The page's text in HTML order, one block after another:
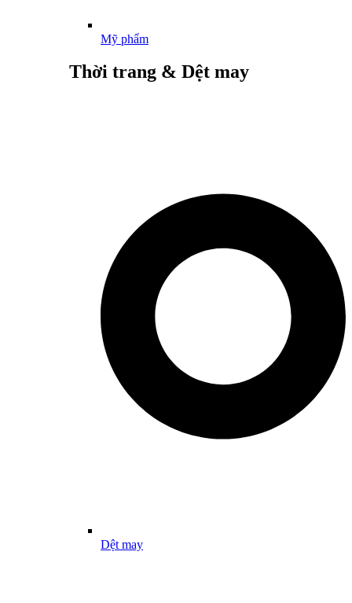
Mỹ phẩm
Thời trang & Dệt may
Dệt may